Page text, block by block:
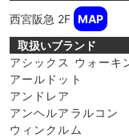
西宮阪急 2F MAP
取扱いブランド
アシックス ウォーキ
アールドット
アンドレア
アンヘルアラルコン
ウィンクルム